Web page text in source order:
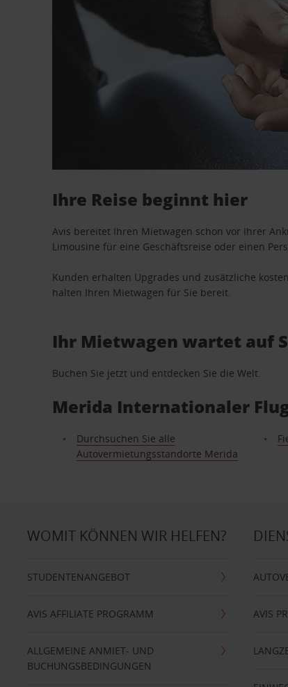
Ihre Reise beginnt hier
Avis bereitet Ihren Mietwagen schon vor Ihrer
Limousine für eine Geschäftsreise oder einen
Kunden erhalten Upgrades und zusätzliche
halten Ihren Mietwagen für Sie bereit.
Ihr Mietwagen wartet auf
Buchen Sie jetzt und entdecken Sie die Welt.
Merida Internationaler
Durchsuchen Sie alle
Autovermietungsstandorte Merida
WOMIT KÖNNEN WIR HELFEN?
STUDENTENANGEBOT
AVIS AFFILIATE PROGRAMM
ALLGEMEINE ANMIET- UND
BUCHUNGSBEDINGUNGEN
AVIS